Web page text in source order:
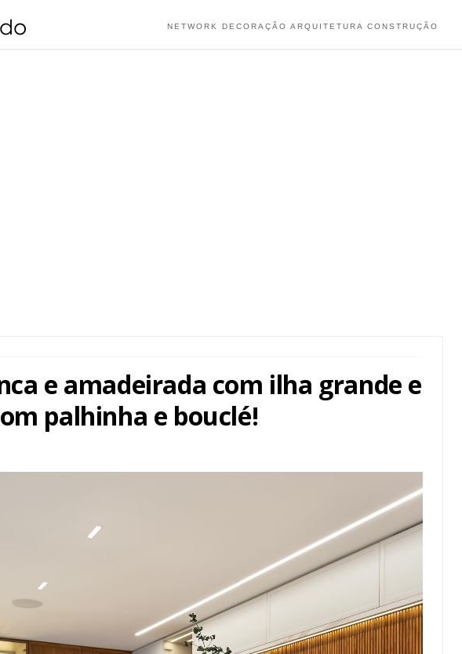
NETWORK DECORAÇÃO ARQUITETURA CONSTRUÇÃO
e amadeirada com ilha grande e
palhinha e bouclé!